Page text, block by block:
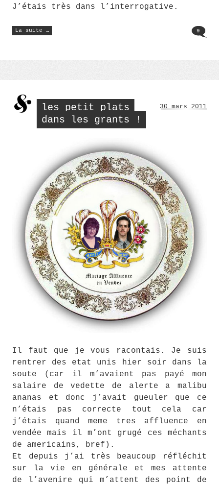
J’étais très dans l’interrogative.
La suite …
« Noeud
lavandière
9
les petit plats
dans les grants !
30 mars 2011
Il faut que je vous racontais. Je suis
rentrer des etat unis hier soir dans la
soute (car il m’avaient pas payé mon
salaire de vedette de alerte a malibu
ananas et donc j’avait gueuler que ce
n’étais pas correcte tout cela car
j’étais quand meme tres affluence en
vendée mais il m’ont grugé ces méchants
de americains, bref).
Et depuis j’ai très beaucoup réfléchit
sur la vie en générale et mes attente
de l’avenire qui m’attent des point de